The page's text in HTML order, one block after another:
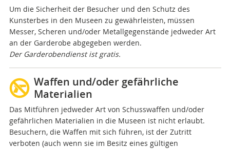
Um die Sicherheit der Besucher und den Schutz des
Kunsterbes in den Museen zu gewährleisten, müssen
Messer, Scheren und/oder Metallgegenstände jedweder Art
an der Garderobe abgegeben werden.
Der Garderobendienst ist gratis.
Waffen und/oder gefährliche
Materialien
Das Mitführen jedweder Art von Schusswaffen und/oder
gefährlichen Materialien in die Museen ist nicht erlaubt.
Besuchern, die Waffen mit sich führen, ist der Zutritt
verboten (auch wenn sie im Besitz eines gültigen